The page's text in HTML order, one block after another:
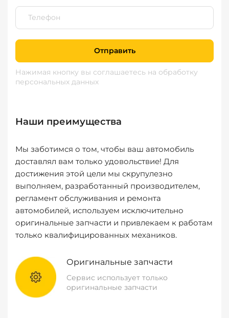
Отправить
Нажимая кнопку вы соглашаетесь на обработку
персональных данных
Наши преимущества
Мы заботимся о том, чтобы ваш автомобиль
доставлял вам только удовольствие! Для
достижения этой цели мы скрупулезно
выполняем, разработанный производителем,
регламент обслуживания и ремонта
автомобилей, используем исключительно
оригинальные запчасти и привлекаем к работам
только квалифицированных механиков.
Оригинальные запчасти
Сервис использует только
оригинальные запчасти